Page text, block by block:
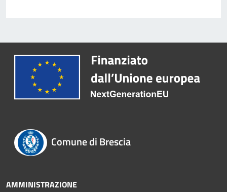
Comune di Brescia
AMMINISTRAZIONE